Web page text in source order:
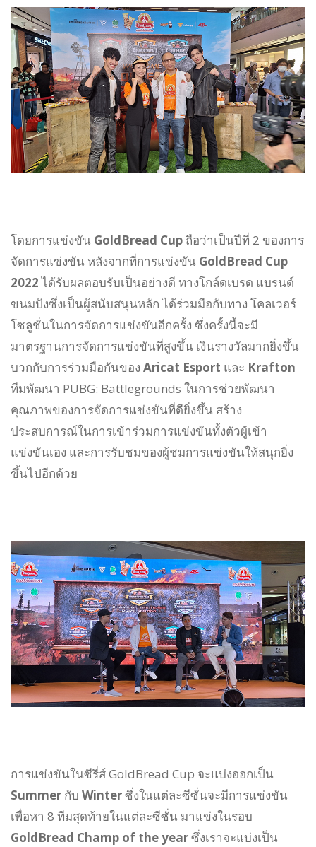
โดยการแข่งขัน GoldBread Cup ถือว่าเป็นปีที่ 2 ของการ
จัดการแข่งขัน หลังจากที่การแข่งขัน GoldBread Cup
2022ได้รับผลตอบรับเป็นอย่างดี ทางโกล์ดเบรด แบรนด์
ขนมปังซึ่งเป็นผู้สนับสนุนหลัก ได้ร่วมมือกับทาง โคลเวอร์
โซลูชั่นในการจัดการแข่งขันอีกครั้ง ซึ่งครั้งนี้จะมี
มาตรฐานการจัดการแข่งขันที่สูงขึ้น เงินรางวัลมากยิ่งขึ้น
บวกกับการร่วมมือกันของ Aricat Esport และ Krafton
ทีมพัฒนา PUBG: Battlegrounds ในการช่วยพัฒนา
คุณภาพของการจัดการแข่งขันที่ดียิ่งขึ้น สร้าง
ประสบการณ์ในการเข้าร่วมการแข่งขันทั้งตัวผู้เข้า
แข่งขันเอง และการรับชมของผู้ชมการแข่งขันให้สนุกยิ่ง
ขึ้นไปอีกด้วย
การแข่งขันในซีรี่ส์ GoldBread Cup จะแบ่งออกเป็น
Summer กับ Winterซึ่งในแต่ละซีซั่นจะมีการแข่งขัน
เพื่อหา 8 ทีมสุดท้ายในแต่ละซีซั่น มาแข่งในรอบ
GoldBread Champ of the yearซึ่งเราจะแบ่งเป็น